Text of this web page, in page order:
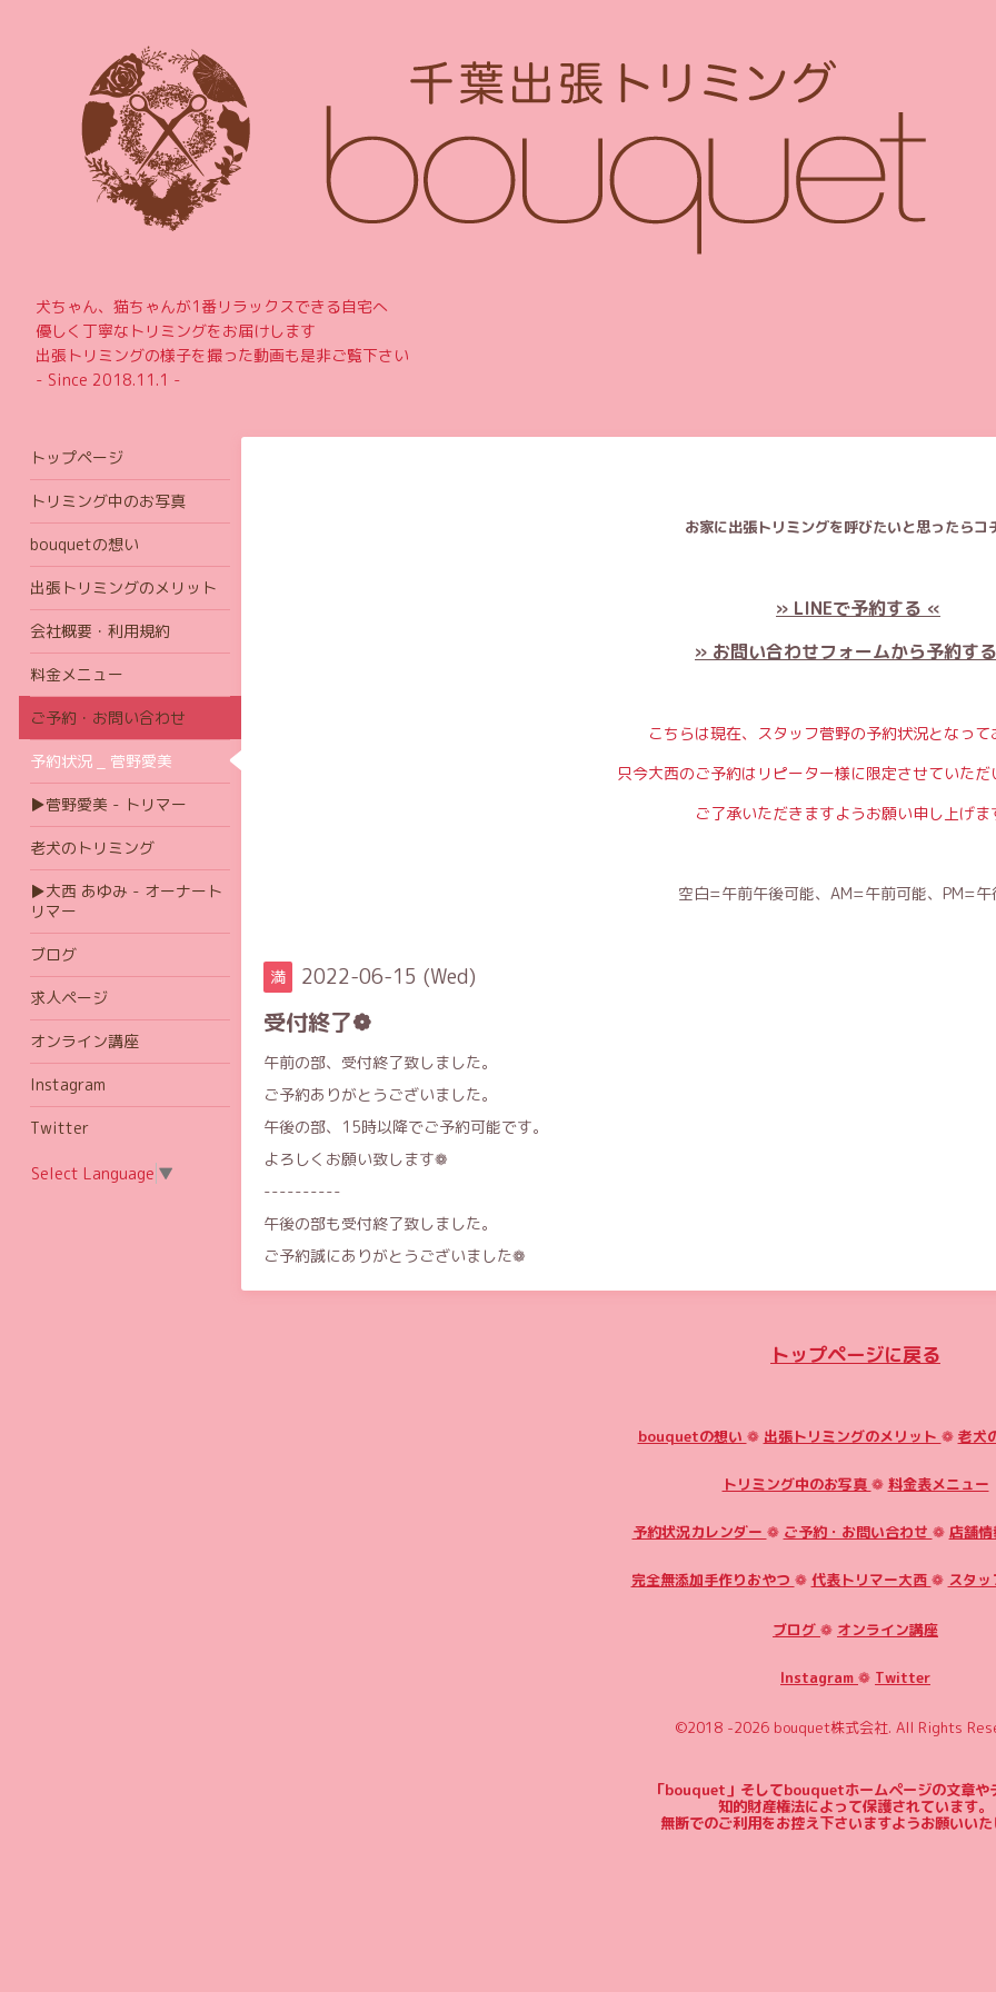
犬ちゃん、猫ちゃんが1番リラックスできる自宅へ
優しく丁寧なトリミングをお届けします
出張トリミングの様子を撮った動画も是非ご覧下さい
- Since 2018.11.1 -
お家に出張トリミングを呼びたいと思ったらコ
» LINEで予約する «
» お問い合わせフォームから予約す
こちらは現在、スタッフ菅野の予約状況となって
只今大西のご予約はリピーター様に限定させていただ
ご了承いただきますようお願い申し上げま
空白=午前午後可能、AM=午前可能、PM=午
満 2022-06-15 (Wed)
受付終了❁
午前の部、受付終了致しました。
ご予約ありがとうございました。
午後の部、15時以降でご予約可能です。
よろしくお願い致します❁
----------
午後の部も受付終了致しました。
ご予約誠にありがとうございました❁
トップページに戻る
bouquetの想い ❁ 出張トリミングのメリット ❁ 老犬
トリミング中のお写真 ❁ 料金表メニュー
予約状況カレンダー ❁ ご予約・お問い合わせ ❁ 店舗
完全無添加手作りおやつ ❁ 代表トリマー大西 ❁ スタ
ブログ ❁ オンライン講座
Instagram ❁ Twitter
©2018 -2026 bouquet株式会社. All Rights
「bouquet」そしてbouquetホームページの文章や
知的財産権法によって保護されています。
無断でのご利用をお控え下さいますようお願いいた
トップページ
トリミング中のお写真
bouquetの想い
出張トリミングのメリット
会社概要・利用規約
料金メニュー
ご予約・お問い合わせ
予約状況 _ 菅野愛美
▶菅野愛美 - トリマー
老犬のトリミング
▶大西 あゆみ - オーナート
リマー
ブログ
求人ページ
オンライン講座
Instagram
Twitter
Select Language ▼